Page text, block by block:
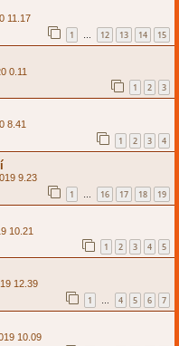
11.17
1 … 12 13 14 15
0.11
1 2 3
8.41
1 2 3 4
9.23
1 … 16 17 18 19
10.21
1 2 3 4 5
12.39
1 … 4 5 6 7
10.09